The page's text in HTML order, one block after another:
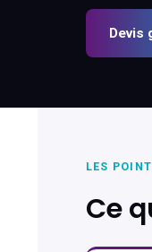
Devis
LES
Ce